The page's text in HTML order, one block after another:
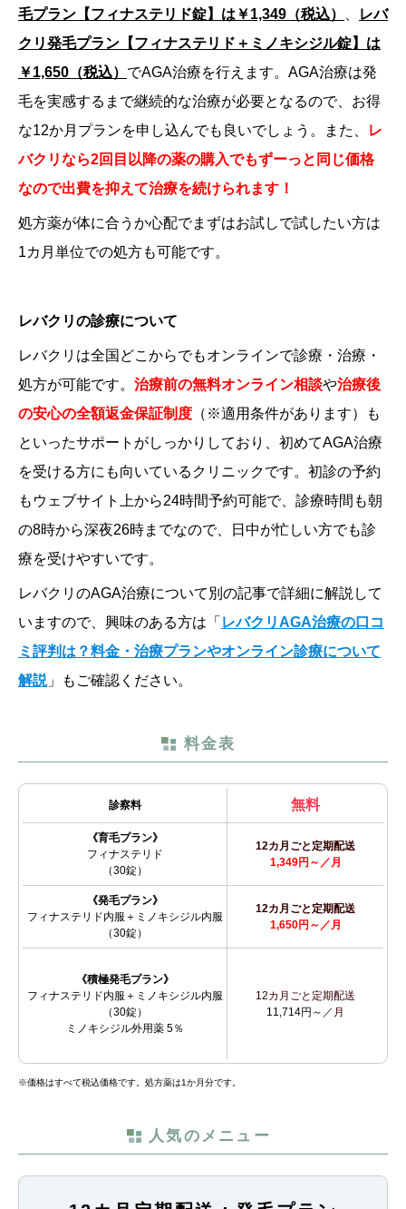
毛プラン【フィナステリド錠】は￥1,349（税込）
、
レバ
クリ発毛プラン【フィナステリド＋ミノキシジル錠】は
￥1,650（税込） でAGA治療を行えます。AGA治療は発
毛を実感するまで継続的な治療が必要となるので、お得
な12か月プランを申し込んでも良いでしょう。また、
レ
バクリなら2回目以降の薬の購入でもずーっと同じ価格
なので出費を抑えて治療を続けられます！
処方薬が体に合うか心配でまずはお試しで試したい方は
1カ月単位での処方も可能です。
レバクリの診療について
レバクリは全国どこからでもオンラインで診療・治療・
処方が可能です。 治療前の無料オンライン相談や治療後
の安心の全額返金保証制度 （ ※適用条件があります）も
といったサポートがしっかりしており、初めてAGA治療
を受ける方にも向いているクリニックです。初診の予約
もウェブサイト上から24時間予約可能で、診療時間も朝
の8時から深夜26時までなので、日中が忙しい方でも診
療を受けやすいです。
レバクリのAGA治療について別の記事で詳細に解説して
いますので、興味のある方は「 レバクリAGA治療の口コ
ミ評判は？料金・治療プランやオンライン診療について
解説」もご確認ください。
料金表
診察料 無料
《育毛プラン》
フィナステリド
（30錠）
12カ月ごと定期配送
1,349円～／月
《発毛プラン》
フィナステリド内服＋ミノキシジル内服
（30錠）
12カ月ごと定期配送
1,650円～／月
《積極発毛プラン》
フィナステリド内服＋ミノキシジル内服
（30錠）
ミノキシジル外用薬 5％
12カ月ごと定期配送
11,714円～ ／月
※価格はすべて税込価格です。処方薬は1か月分です。
人気のメニュー